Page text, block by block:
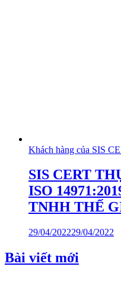
Khách hàng của SIS
SIS CERT
ISO
TNHH THẾ
29/04/202229/04/2022
Bài viết mới